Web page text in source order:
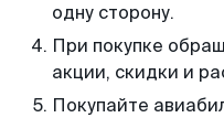
одну сторону.
При покупке
акции, скидки и
Покупайте